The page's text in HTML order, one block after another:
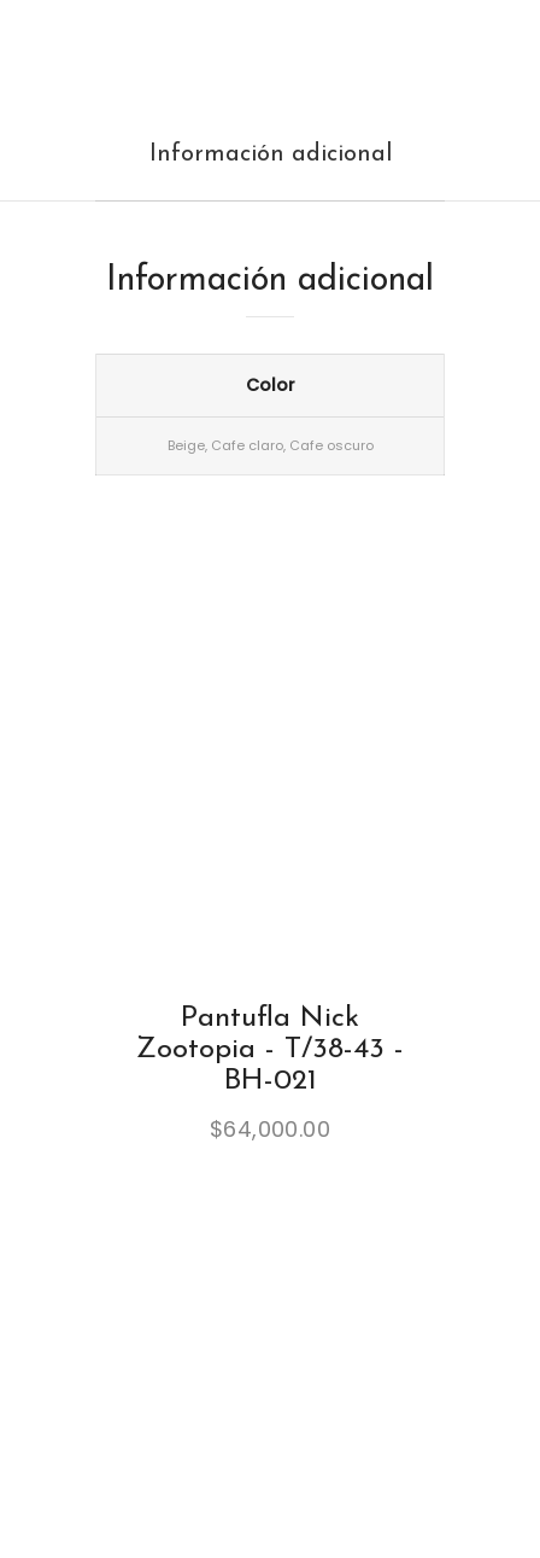
Información adicional
Información adicional
Color
Beige, Cafe claro, Cafe oscuro
Pantufla Nick
Zootopia - T/38-43 -
BH-021
$64,000.00